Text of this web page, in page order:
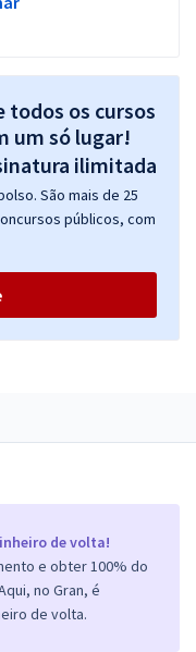
de volta!
e obter 100% do
no Gran, é
de volta.
todos os cursos
um só lugar!
São mais de 25
públicos, com